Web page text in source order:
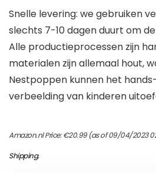
Snelle levering: we gebruiken
slechts 7-10 dagen duurt om
Alle productieprocessen zijn
materialen zijn allemaal hout,
Nestpoppen kunnen het
verbeelding van kinderen
Amazon.nl Price:€20.99(as of 09/04/2023
Shipping.